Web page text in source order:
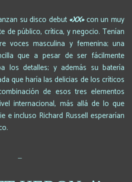
su disco debut «XX»con un muy
de público, crítica, y negocio. Tenían
voces masculina y femenina; una
que a pesar de ser fácilmente
los detalles; y además su batería
que haría las delicias de los críticos
de esos tres elementos
internacional, más allá de lo que
e incluso Richard Russell esperarían